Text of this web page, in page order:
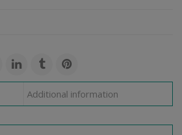
Additional information